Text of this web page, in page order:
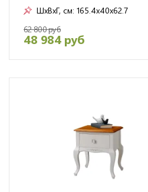
ШxВxГ, см: 165.4x40x62.7
62 800 руб
48 984 руб